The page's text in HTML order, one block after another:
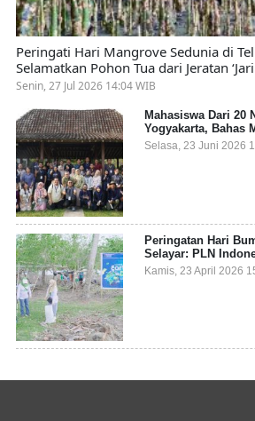
Peringati Hari Mangrove Sedunia di
Selamatkan Pohon Tua dari Jeratan
Senin, 27 Jul 2026 14:04 WIB
Mahasiswa Dari 20
Yogyakarta, Bahas
Kesehatan Global
Selasa, 23 Juni 2026
Peringatan Hari
Selayar: PLN
Pemda dan
Mangrove
Kamis, 23 April 2026